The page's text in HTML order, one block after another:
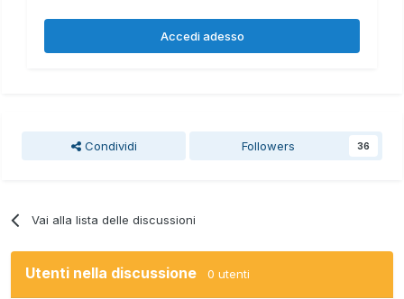
Accedi adesso
Condividi Followers 36
Vai alla lista delle discussioni
Utenti nella discussione 0 utenti